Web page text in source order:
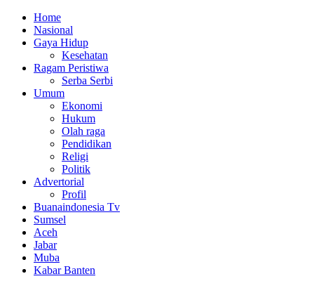
Home
Nasional
Gaya Hidup
Kesehatan
Ragam Peristiwa
Serba Serbi
Umum
Ekonomi
Hukum
Olah raga
Pendidikan
Religi
Politik
Advertorial
Profil
Buanaindonesia Tv
Sumsel
Aceh
Jabar
Muba
Kabar Banten